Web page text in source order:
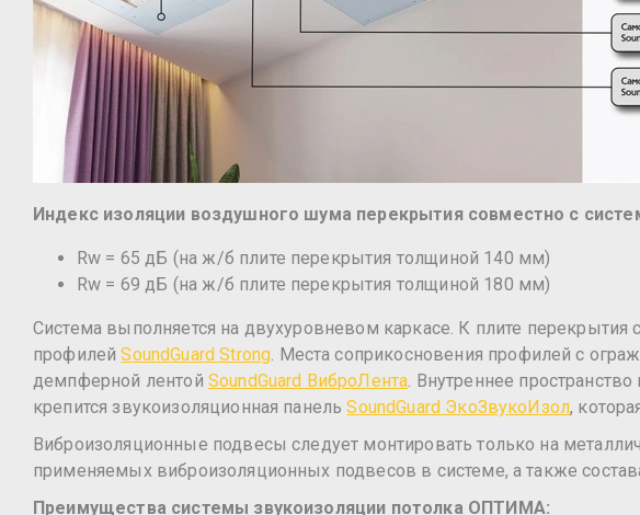
Индекс изоляции воздушного шума перекрытия совместно с
Rw = 65 дБ (на ж/б плите перекрытия толщиной 140 мм)
Rw = 69 дБ (на ж/б плите перекрытия толщиной 180 мм)
Система выполняется на двухуровневом каркасе. К плите
профилейSoundGuard Strong. Места соприкосновения профилей с
демпферной лентой SoundGuard ВиброЛента. Внутреннее
крепится звукоизоляционная панельSoundGuard ЭкоЗвукоИзол,
Виброизоляционные подвесы следует монтировать только на
применяемых виброизоляционных подвесов в системе, а также
Преимущества системы звукоизоляции потолка ОПТИМА: